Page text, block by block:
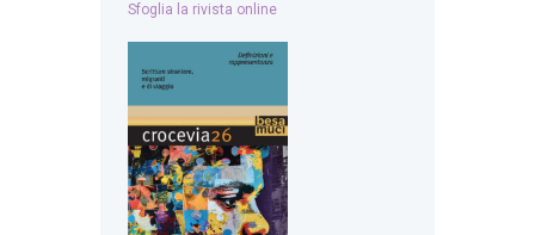
Sfoglia la rivista online